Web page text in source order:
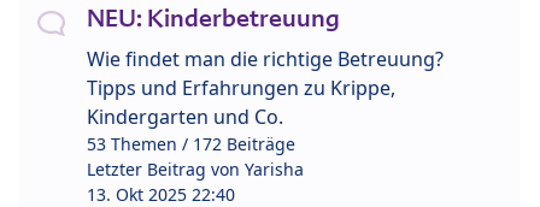
NEU: Kinderbetreuung
Wie findet man die richtige Betreuung?
Tipps und Erfahrungen zu Krippe,
Kindergarten und Co.
53 Themen / 172 Beiträge
Letzter Beitrag von Yarisha
13. Okt 2025 22:40